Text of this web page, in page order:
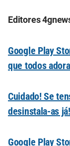
Editores
Google Play
que todos
Cuidado! Se
desinstala-as já!
Google Play